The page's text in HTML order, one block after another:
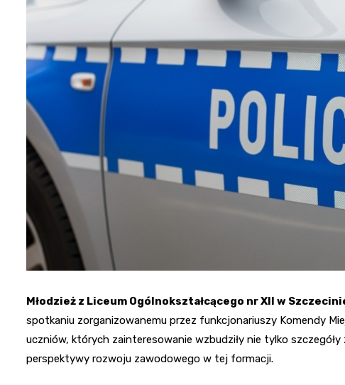
Młodzież z Liceum Ogólnokształcącego nr XII w
spotkaniu zorganizowanemu przez funkcjonariuszy Komendy
uczniów, których zainteresowanie wzbudziły nie tylko
perspektywy rozwoju zawodowego w tej formacji.